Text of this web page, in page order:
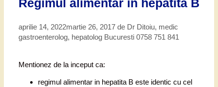
Regimul alimentar in hepatita B
aprilie 14, 2022martie 26, 2017 de Dr Ditoiu, medic
gastroenterolog, hepatolog Bucuresti 0758 751 841
Mentionez de la inceput ca:
regimul alimentar in hepatita B este identic cu cel